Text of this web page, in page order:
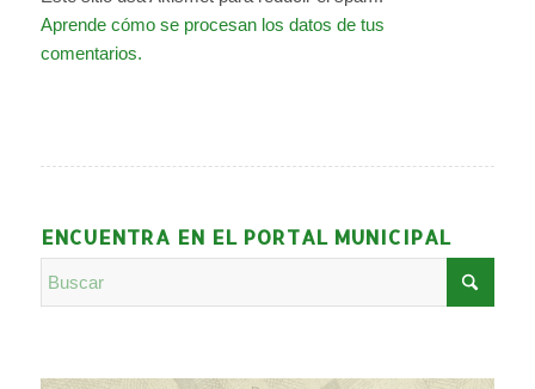
Aprende cómo se procesan los datos de tus
comentarios.
ENCUENTRA EN EL PORTAL MUNICIPAL